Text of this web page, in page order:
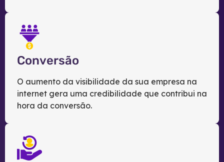
Conversão
O aumento da visibilidade da sua empresa na
internet gera uma credibilidade que contribui na
hora da conversão.